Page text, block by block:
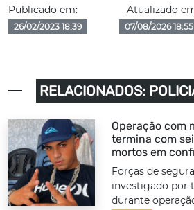
Publicado em:
26/02/2023 18:39
Atualizado
07/08/2026 18:55
RELACIONADOS:
Operação com
termina com
mortos em
Forças de
investigado por
durante